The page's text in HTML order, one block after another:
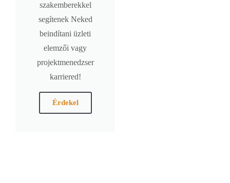
szakemberekkel
segítenek Neked
beindítani üzleti
elemzői vagy
projektmenedzser
karriered!
Érdekel